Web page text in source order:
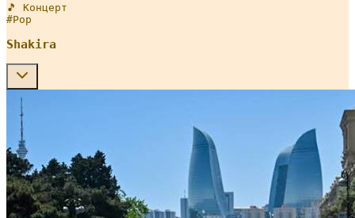
🎵 Концерт
#Pop
Shakira